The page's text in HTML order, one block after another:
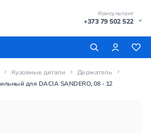
Консультант
+373 79 502 522
Кузовные детали
Держатель
для DACIA SANDERO, 08 - 12